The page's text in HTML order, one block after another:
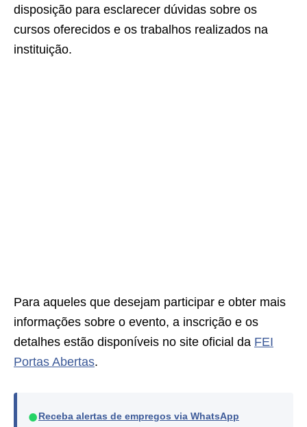
disposição para esclarecer dúvidas sobre os
cursos oferecidos e os trabalhos realizados na
instituição.
Para aqueles que desejam participar e obter mais
informações sobre o evento, a inscrição e os
detalhes estão disponíveis no site oficial da FEI
Portas Abertas.
● Receba alertas de empregos via WhatsApp